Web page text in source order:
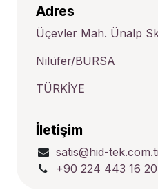
Adres
Üçevler Mah. Ünalp
Nilüfer/BURSA
TÜRKİYE
İletişim
satis@hid-
+90 224 443 16 20